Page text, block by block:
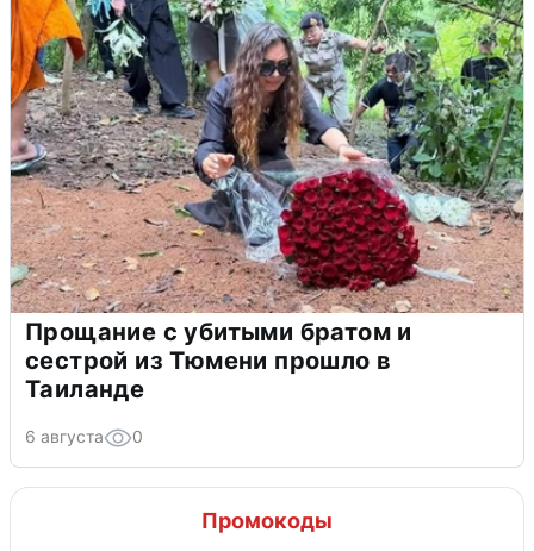
Прощание с убитыми братом и
сестрой из Тюмени прошло в
Таиланде
6 августа 0
Промокоды